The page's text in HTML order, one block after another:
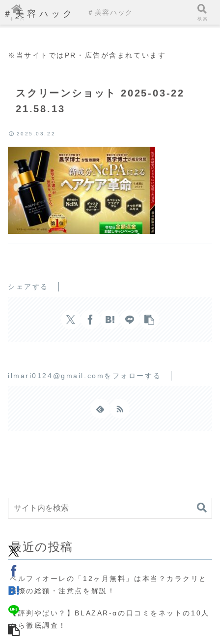
＃美容ハック
※当サイトではPR・広告が含まれています
スクリーンショット 2025-03-22
21.58.13
2025.03.22
シェアする
ilmari0124@gmail.comをフォローする
最近の投稿
ベルフィオーレの「12ヶ月無料」は本当？カラクリと
実際の総額・注意点を解説！
【評判やばい？】BLAZAR-αの口コミをネットの10人
から徹底調査！
ホーム
＃美容ハック
検索